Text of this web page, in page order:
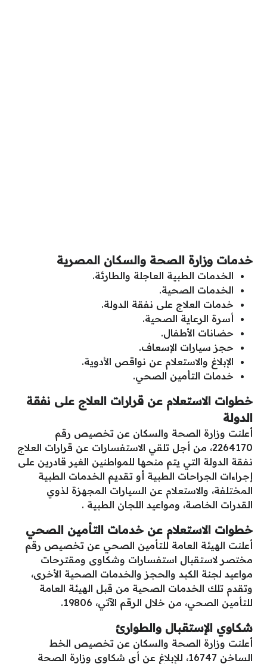
خدمات وزارة الصحة والسكان المصرية
الخدمات الطبية العاجلة والطارئة.
الخدمات الصحية.
خدمات العلاج على نفقة الدولة.
أسرة الرعاية الصحية.
حضانات الأطفال.
حجز سيارات الإسعاف.
الإبلاغ والاستعلام عن نواقص الأدوية.
خدمات التأمين الصحي.
خطوات الاستعلام عن قرارات العلاج على نفقة
الدولة
أعلنت وزارة الصحة والسكان عن تخصيص رقم
2264170، من أجل تلقي الاستفسارات عن قرارات العلاج
نفقة الدولة التي يتم منحها للمواطنين الغير قادرين على
إجراءات الجراحات الطبية أو تقديم الخدمات الطبية
المختلفة، والاستعلام عن السيارات المجهزة لذوي
القدرات الخاصة، ومواعيد اللجان الطبية .
خطوات الاستعلام عن خدمات التأمين الصحي
أعلنت الهيئة العامة للتأمين الصحي عن تخصيص رقم
مختصر لاستقبال استفسارات وشكاوى ومقترحات
مواعيد لجنة الكبد والحجز والخدمات الصحية الأخرى،
وتقدم تلك الخدمات الصحية من قبل الهيئة العامة
للتأمين الصحي، من خلال الرقم الآتي، 19806.
شكاوي الإستقبال والطوارئ
أعلنت وزارة الصحة والسكان عن تخصيص الخط
الساخن 16747، للإبلاغ عن أي شكاوى وزارة الصحة